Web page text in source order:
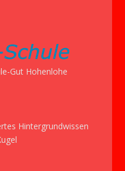
Gut Hohenlohe
Hintergrundwissen